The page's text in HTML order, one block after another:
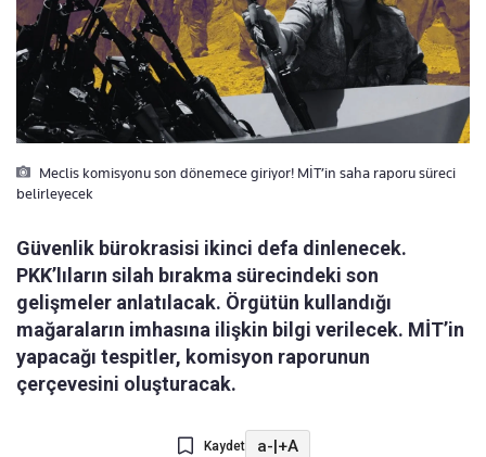
Meclis komisyonu son dönemece giriyor! MİT’in saha raporu süreci
belirleyecek
Güvenlik bürokrasisi ikinci defa dinlenecek.
PKK’lıların silah bırakma sürecindeki son
gelişmeler anlatılacak. Örgütün kullandığı
mağaraların imhasına ilişkin bilgi verilecek. MİT’in
yapacağı tespitler, komisyon raporunun
çerçevesini oluşturacak.
Kaydet a-|+A